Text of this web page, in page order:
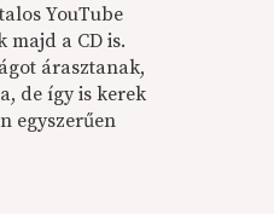
YouTube
majd a CD is.
árasztanak,
de így is kerek
egyszerűen